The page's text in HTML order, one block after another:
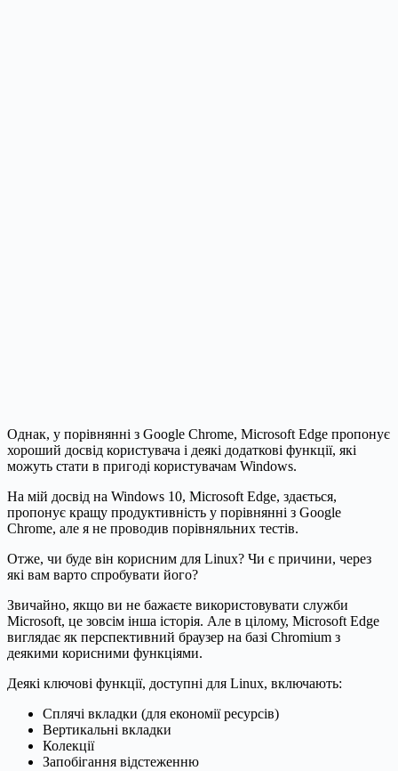
Однак, у порівнянні з Google Chrome, Microsoft Edge пропонує
хороший досвід користувача і деякі додаткові функції, які
можуть стати в пригоді користувачам Windows.
На мій досвід на Windows 10, Microsoft Edge, здається,
пропонує кращу продуктивність у порівнянні з Google
Chrome, але я не проводив порівняльних тестів.
Отже, чи буде він корисним для Linux? Чи є причини, через
які вам варто спробувати його?
Звичайно, якщо ви не бажаєте використовувати служби
Microsoft, це зовсім інша історія. Але в цілому, Microsoft Edge
виглядає як перспективний браузер на базі Chromium з
деякими корисними функціями.
Деякі ключові функції, доступні для Linux, включають:
Сплячі вкладки (для економії ресурсів)
Вертикальні вкладки
Колекції
Запобігання відстеженню